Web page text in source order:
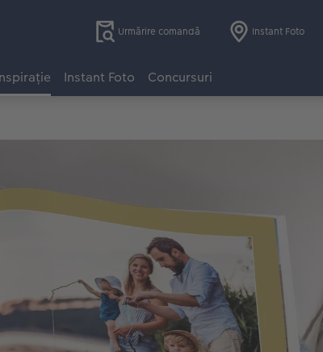
Urmărire comandă Instant Foto
Instant Foto Concursuri